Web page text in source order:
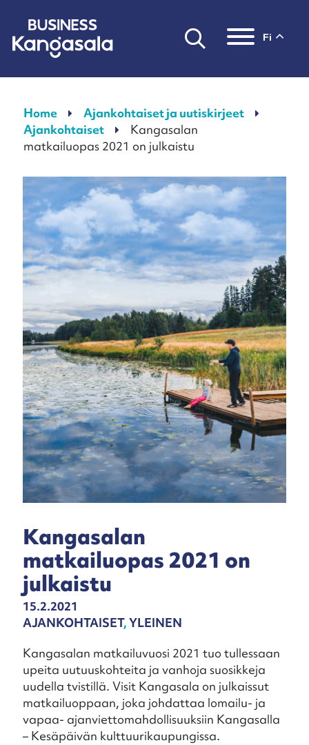
Home
Ajankohtaiset ja uutiskirjeet
Ajankohtaiset
Kangasalan
matkailuopas 2021 on julkaistu
Kangasalan
matkailuopas 2021 on
julkaistu
15.2.2021
AJANKOHTAISET,YLEINEN
Kangasalan matkailuvuosi 2021 tuo tullessaan
upeita uutuuskohteita ja vanhoja suosikkeja
uudella tvistillä. Visit Kangasala on julkaissut
matkailuoppaan, joka johdattaa lomailu- ja
vapaa- ajanviettomahdollisuuksiin Kangasalla
– Kesäpäivän kulttuurikaupungissa.
fi